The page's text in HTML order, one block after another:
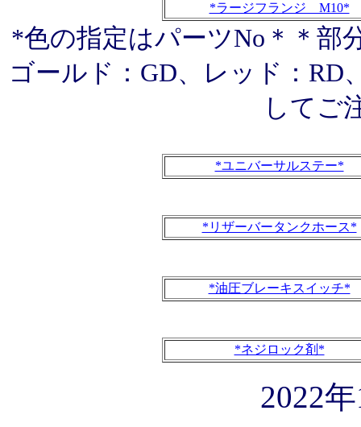
*ラージフランジ M10*
*色の指定はパーツNo＊＊部
ゴールド：GD、レッド：RD
してご
*ユニバーサルステー*
*リザーバータンクホース*
*油圧ブレーキスイッチ*
*ネジロック剤*
2022